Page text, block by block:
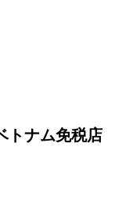
トナム免税店